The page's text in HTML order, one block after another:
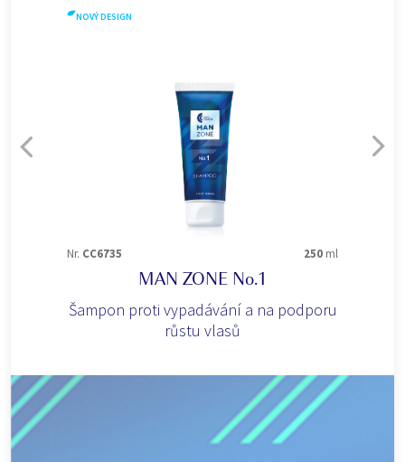
NOVÝ DESIGN
Nr. CC6735 250 ml
MAN ZONE No.1
Šampon proti vypadávání a na podporu
růstu vlasů